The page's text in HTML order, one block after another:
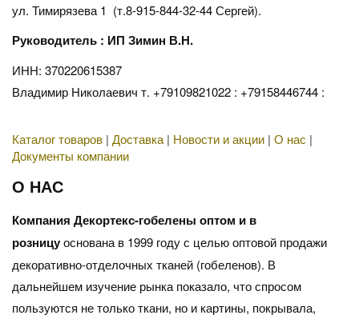
ул. Тимирязева 1 (т.8-915-844-32-44 Сергей).
Руководитель : ИП Зимин В.Н.
ИНН: 370220615387
Владимир Николаевич т. +79109821022 : +79158446744 :
Каталог товаров | Доставка | Новости и акции | О нас |
Документы компании
О НАС
Компания Декортекс-гобелены оптом и в
розницуоснована в 1999 году с целью оптовой продажи
декоративно-отделочных тканей (гобеленов). В
дальнейшем изучение рынка показало, что спросом
пользуются не только ткани, но и картины, покрывала,